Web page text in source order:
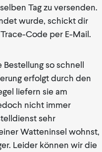
Tag zu versenden.
wurde, schickt dir
Code per E-Mail.
so schnell
erfolgt durch den
liefern sie am
nicht immer
sehr
Watteninsel wohnst,
Leider können wir die